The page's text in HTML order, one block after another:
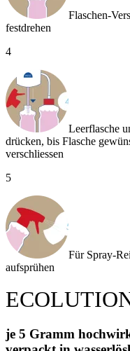
Flaschen-
festdrehen
4
Leerflasche
drücken, bis Flasche
verschliessen
5
Für Spray-
aufsprühen
je 5 Gramm